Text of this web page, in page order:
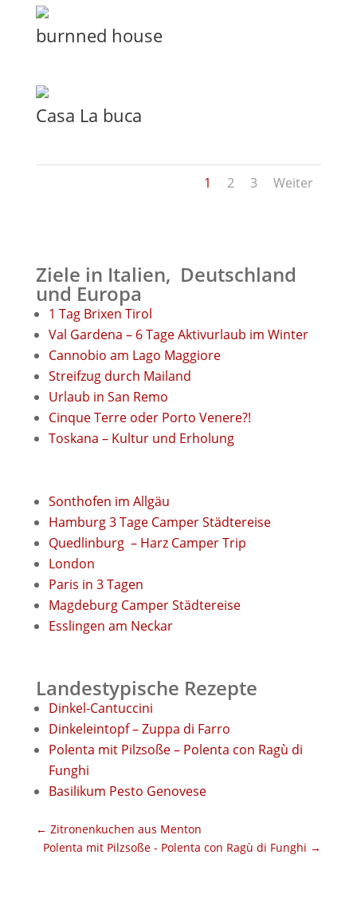
burnned house
Casa La buca
1 2 3 Weiter
Ziele in Italien, Deutschland
und Europa
1 Tag Brixen Tirol
Val Gardena – 6 Tage Aktivurlaub im Winter
Cannobio am Lago Maggiore
Streifzug durch Mailand
Urlaub in San Remo
Cinque Terre oder Porto Venere?!
Toskana – Kultur und Erholung
Sonthofen im Allgäu
Hamburg 3 Tage Camper Städtereise
Quedlinburg – Harz Camper Trip
London
Paris in 3 Tagen
Magdeburg Camper Städtereise
Esslingen am Neckar
Landestypische Rezepte
Dinkel-Cantuccini
Dinkeleintopf – Zuppa di Farro
Polenta mit Pilzsoße – Polenta con Ragù di
Funghi
Basilikum Pesto Genovese
← Zitronenkuchen aus Menton
Polenta mit Pilzsoße - Polenta con Ragù di Funghi →